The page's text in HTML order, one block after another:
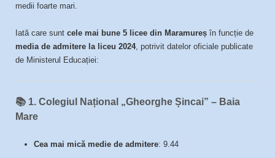
medii foarte mari.
Iată care sunt cele mai bune 5 licee din Maramureș în funcție de
media de admitere la liceu 2024, potrivit datelor oficiale publicate
de Ministerul Educației:
📚 1. Colegiul Național „Gheorghe Șincai” – Baia
Mare
Cea mai mică medie de admitere: 9.44